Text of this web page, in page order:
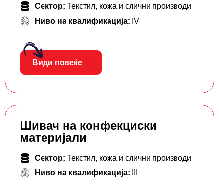
Сектор: Текстил, кожа и слични производи
Ниво на квалификација: IV
Види повеќе
Шивач на конфекциски
материјали
Сектор: Текстил, кожа и слични производи
Ниво на квалификација: